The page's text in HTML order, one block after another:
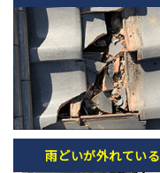
雨どいが外れている